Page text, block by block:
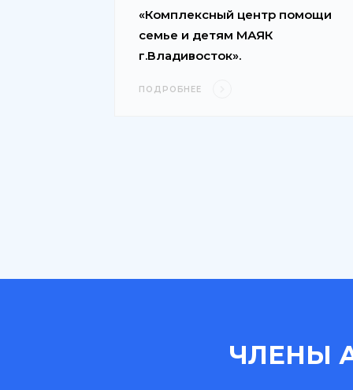
«Комплексный центр помощи
семье и детям МАЯК
г.Владивосток».
ПОДРОБНЕЕ
ЧЛЕНЫ